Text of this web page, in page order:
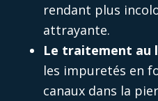
rendant plus
attrayante.
Le traitement au
les impuretés en
canaux dans la